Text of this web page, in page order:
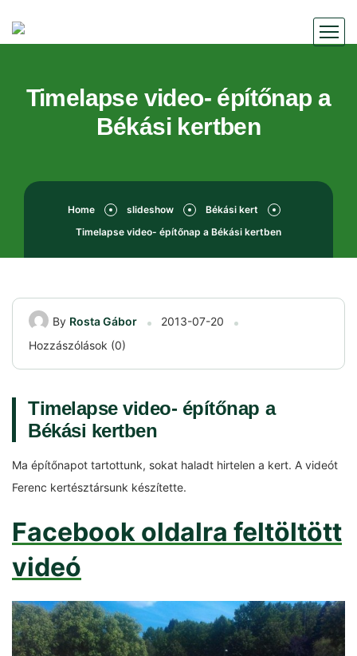
Timelapse video- építőnap a
Békási kertben
Home slideshow
Békási kert
Timelapse video- építőnap a Békási kertben
By Rosta Gábor
2013-07-20
Hozzászólások (0)
Timelapse video- építőnap a
Békási kertben
Ma építőnapot tartottunk, sokat haladt hirtelen a kert. A videót
Ferenc kertésztársunk készítette.
Facebook oldalra feltöltött
videó